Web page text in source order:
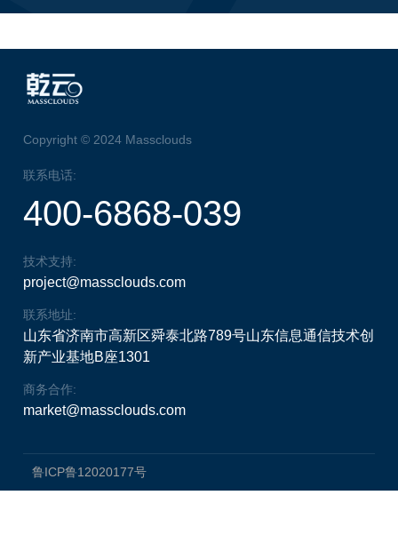
Copyright © 2024 Massclouds
联系电话:
400-6868-039
技术支持:
project@massclouds.com
联系地址:
山东省济南市高新区舜泰北路789号山东信息通信技术创
新产业基地B座1301
商务合作:
market@massclouds.com
鲁ICP鲁12020177号